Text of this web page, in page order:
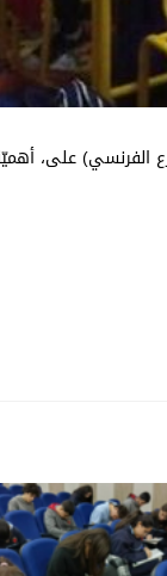
الفرنسي) على،